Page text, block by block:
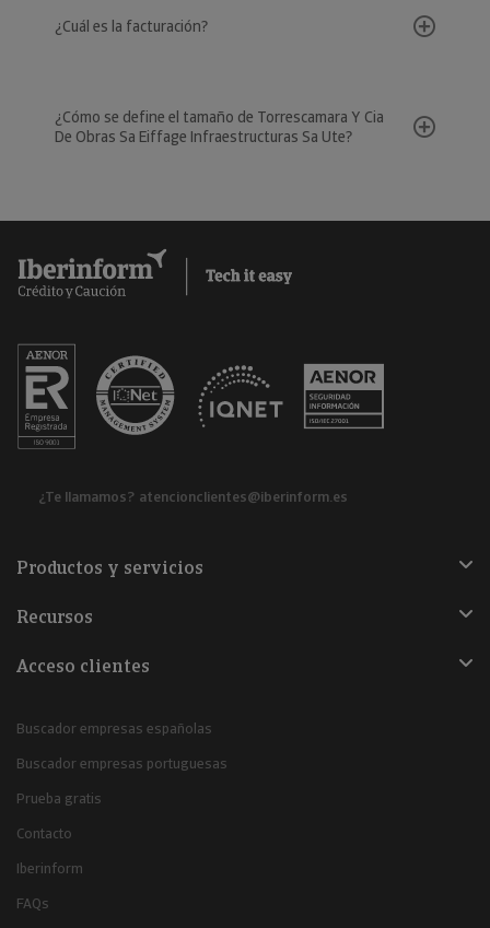
¿Cuál es la facturación?
¿Cómo se define el tamaño de Torrescamara Y Cia
De Obras Sa Eiffage Infraestructuras Sa Ute?
¿Te llamamos? atencionclientes@iberinform.es
Productos y servicios
Recursos
Acceso clientes
Buscador empresas españolas
Buscador empresas portuguesas
Prueba gratis
Contacto
Iberinform
FAQs